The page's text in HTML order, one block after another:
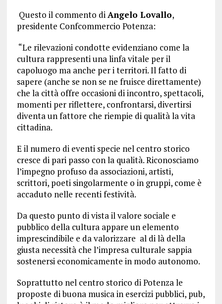
Questo il commento diAngelo Lovallo,
presidente Confcommercio Potenza:
“Le rilevazioni condotte evidenziano come la
cultura rappresenti una linfa vitale per il
capoluogo ma anche per i territori. Il fatto di
sapere (anche se non se ne fruisce direttamente)
che la città offre occasioni di incontro, spettacoli,
momenti per riflettere, confrontarsi, divertirsi
diventa un fattore che riempie di qualità la vita
cittadina.
E il numero di eventi specie nel centro storico
cresce di pari passo con la qualità. Riconosciamo
l’impegno profuso da associazioni, artisti,
scrittori, poeti singolarmente o in gruppi, come è
accaduto nelle recenti festività.
Da questo punto di vista il valore sociale e
pubblico della cultura appare un elemento
imprescindibile e da valorizzare al di là della
giusta necessità che l’impresa culturale sappia
sostenersi economicamente in modo autonomo.
Soprattutto nel centro storico di Potenza le
proposte di buona musica in esercizi pubblici, pub,